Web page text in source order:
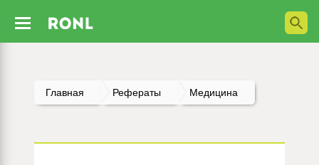
Главная Рефераты Медицина